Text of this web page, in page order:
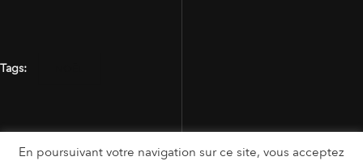
Tags:
En poursuivant votre navigation sur ce site, vous acceptez